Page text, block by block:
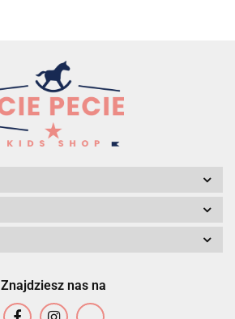
Znajdziesz nas na